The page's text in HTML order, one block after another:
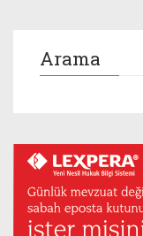
Arama